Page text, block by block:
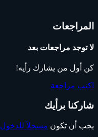
المراجعات
لا توجد مراجعات بعد
كن أول من يشارك رأيه!
اكتب مراجعة
شاركنا برأيك
يجب أن تكون مسجلاً للدخول